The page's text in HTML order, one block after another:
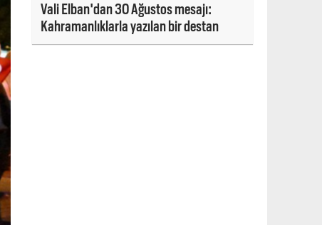
Vali Elban'dan 30 Ağustos mesajı:
Kahramanlıklarla yazılan bir destan